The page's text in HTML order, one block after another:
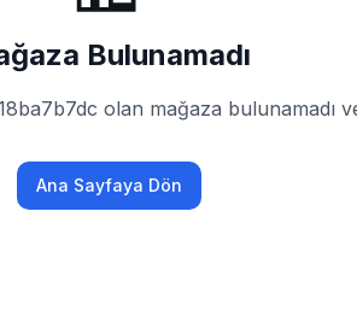
Bulunamadı
olan mağaza bulunamadı
Ana Sayfaya Dön